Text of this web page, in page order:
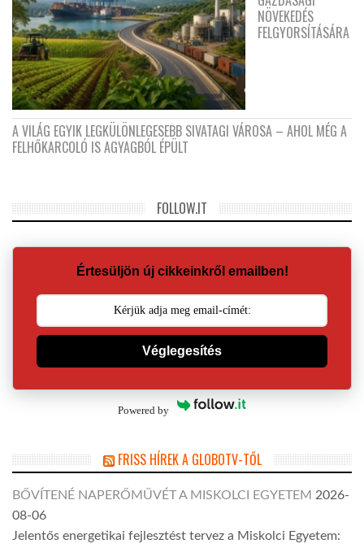
NÖVEKEDÉS
FELGYORSÍTÁSÁRA
A VILÁG EGYIK LEGKÜLÖNLEGESEBB SIVATAGI VÁROSA – AHOL MÉG A
FELHŐKARCOLÓ IS AGYAGBÓL ÉPÜLT
FOLLOW.IT
Értesüljön új cikkeinkről emailben!
Véglegesítés
Powered by
FRISS HÍREK A GLOBOTV-TŐL
BŐVÍTENÉ NAPERŐMŰVÉT A MISKOLCI EGYETEM 2026-
08-06
Jelentős energetikai fejlesztést tervez a Miskolci Egyetem: